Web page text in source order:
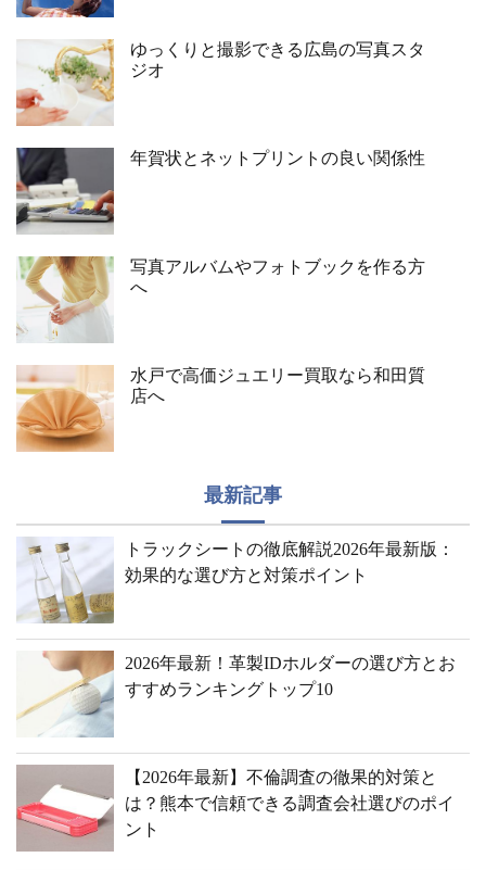
ゆっくりと撮影できる広島の写真スタ
ジオ
年賀状とネットプリントの良い関係性
写真アルバムやフォトブックを作る方
へ
水戸で高価ジュエリー買取なら和田質
店へ
最新記事
トラックシートの徹底解説2026年最新版：
効果的な選び方と対策ポイント
2026年最新！革製IDホルダーの選び方とお
すすめランキングトップ10
【2026年最新】不倫調査の徹果的対策と
は？熊本で信頼できる調査会社選びのポイ
ント